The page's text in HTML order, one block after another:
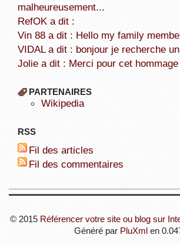
malheureusement...
refOK a dit :
Vin 88 a dit : Hello my family
VIDAL a dit : bonjour je recherche
Jolie a dit : Merci pour cet
PARTENAIRES
wikipedia
RSS
Fil des articles
Fil des commentaires
© 2015 Référencer votre site ou blog sur
Généré par PluXmlen